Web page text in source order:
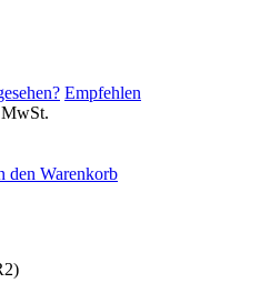
Empfehlen
den Warenkorb